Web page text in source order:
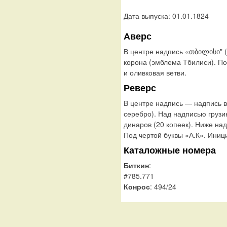
Дата выпуска: 01.01.1824
Аверс
В центре надпись «თბილისი"
корона (эмблема Тбилиси).
и оливковая ветви.
Реверс
В центре надпись — надпись
серебро). Над надписью
динаров (20 копеек). Ниже
Под чертой буквы «А.К».
Каталожные номера
Биткин:
#785.771
Конрос: 494/24